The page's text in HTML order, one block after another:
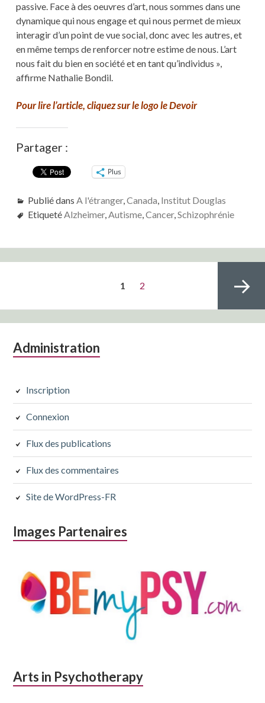
passive. Face à des oeuvres d’art, nous sommes dans une
dynamique qui nous engage et qui nous permet de mieux
interagir d’un point de vue social, donc avec les autres, et
en même temps de renforcer notre estime de nous. L’art
nous fait du bien en société et en tant qu’individus »,
affirme Nathalie Bondil.
Pour lire l’article, cliquez sur le logo le Devoir
Partager :
Plus
Publié dans A l'étranger, Canada Institut Douglas
Etiqueté Alzheimer, Autisme, Cancer, Schizophrénie
publications
PAGE
1 Page
2
Colonne
subsidiaire
Administration
Inscription
Connexion
Flux des publications
Flux des commentaires
Site de WordPress-FR
Images Partenaires
Arts in Psychotherapy